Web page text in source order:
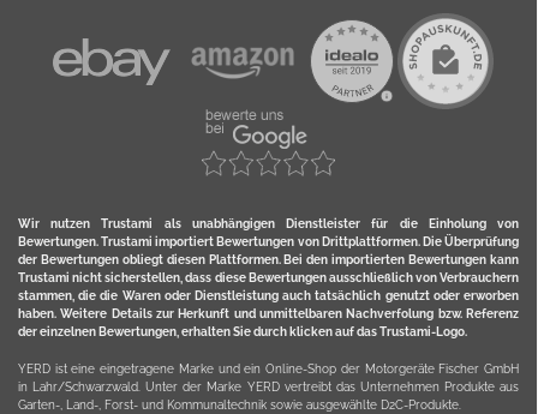
Wir nutzen Trustami als unabhängigen Dienstleister für die Einholung von
Bewertungen. Trustami importiert Bewertungen von Drittplattformen. Die Überprüfung
der Bewertungen obliegt diesen Plattformen. Bei den importierten Bewertungen kann
Trustami nicht sicherstellen, dass diese Bewertungen ausschließlich von Verbrauchern
stammen, die die Waren oder Dienstleistung auch tatsächlich genutzt oder erworben
haben. Weitere Details zur Herkunft und unmittelbaren Nachverfolung bzw. Referenz
der einzelnen Bewertungen, erhalten Sie durch klicken auf das Trustami-Logo.
YERD ist eine eingetragene Marke und ein Online-Shop der Motorgeräte Fischer GmbH
in Lahr/Schwarzwald. Unter der Marke YERD vertreibt das Unternehmen Produkte aus
Garten-, Land-, Forst- und Kommunaltechnik sowie ausgewählte D2C-Produkte.